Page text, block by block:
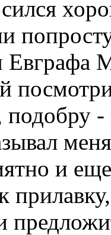
Евграфа
-
и